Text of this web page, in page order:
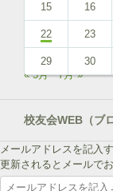
15 16
22 23
29
30
« 5月
7月 »
校友会WEB（ブ
メールアドレスを記入
更新されるとメールで